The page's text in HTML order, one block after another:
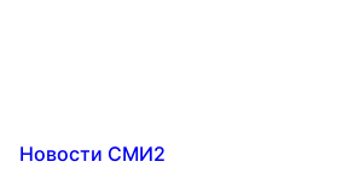
Новости СМИ2